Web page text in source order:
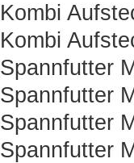
Kombi
Kombi
Spannfutter
Spannfutter
Spannfutter
Spannfutter